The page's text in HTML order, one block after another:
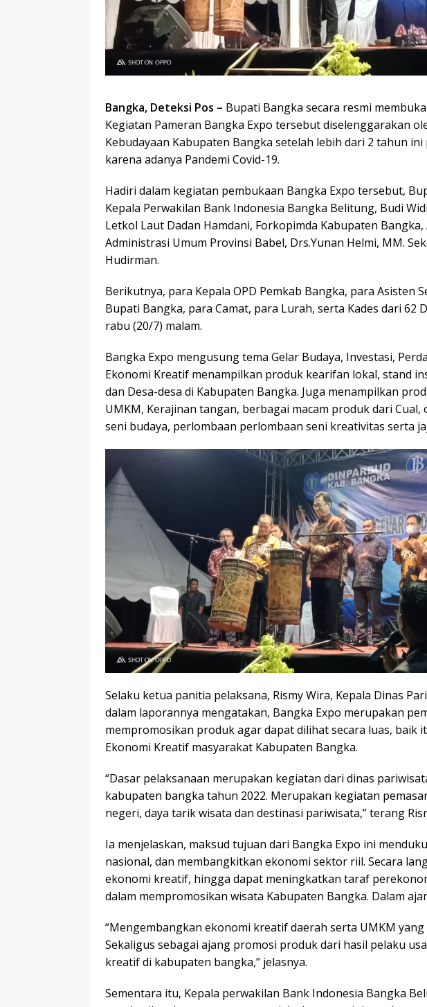
Bangka, Deteksi Pos – Bupati Bangka secara resmi
Kegiatan Pameran Bangka Expo tersebut diselenggarakan
Kebudayaan Kabupaten Bangka setelah lebih dari 2 tahun
karena adanya Pandemi Covid-19.
Hadiri dalam kegiatan pembukaan Bangka Expo tersebut,
Kepala Perwakilan Bank Indonesia Bangka Belitung, Budi
Letkol Laut Dadan Hamdani, Forkopimda Kabupaten
Administrasi Umum Provinsi Babel, Drs.Yunan Helmi, MM.
Hudirman.
Berikutnya, para Kepala OPD Pemkab Bangka, para Asisten
Bupati Bangka, para Camat, para Lurah, serta Kades dari 62
rabu (20/7) malam.
Bangka Expo mengusung tema Gelar Budaya, Investasi,
Ekonomi Kreatif menampilkan produk kearifan lokal, stand
dan Desa-desa di Kabupaten Bangka. Juga menampilkan
UMKM, Kerajinan tangan, berbagai macam produk dari
seni budaya, perlombaan perlombaan seni kreativitas serta
Selaku ketua panitia pelaksana, Rismy Wira, Kepala Dinas
dalam laporannya mengatakan, Bangka Expo merupakan
mempromosikan produk agar dapat dilihat secara luas, baik
Ekonomi Kreatif masyarakat Kabupaten Bangka.
“Dasar pelaksanaan merupakan kegiatan dari dinas
kabupaten bangka tahun 2022. Merupakan kegiatan
negeri, daya tarik wisata dan destinasi pariwisata,” terang
Ia menjelaskan, maksud tujuan dari Bangka Expo ini
nasional, dan membangkitkan ekonomi sektor riil. Secara
ekonomi kreatif, hingga dapat meningkatkan taraf
dalam mempromosikan wisata Kabupaten Bangka. Dalam
“Mengembangkan ekonomi kreatif daerah serta UMKM
Sekaligus sebagai ajang promosi produk dari hasil pelaku
kreatif di kabupaten bangka,” jelasnya.
Sementara itu, Kepala perwakilan Bank Indonesia Bangka